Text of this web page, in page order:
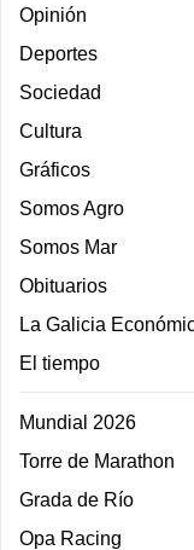
Opinión
Deportes
Sociedad
Cultura
Gráficos
Somos Agro
Somos Mar
Obituarios
La Galicia
El tiempo
Mundial 2026
Torre de Marathon
Grada de Río
Opa Racing